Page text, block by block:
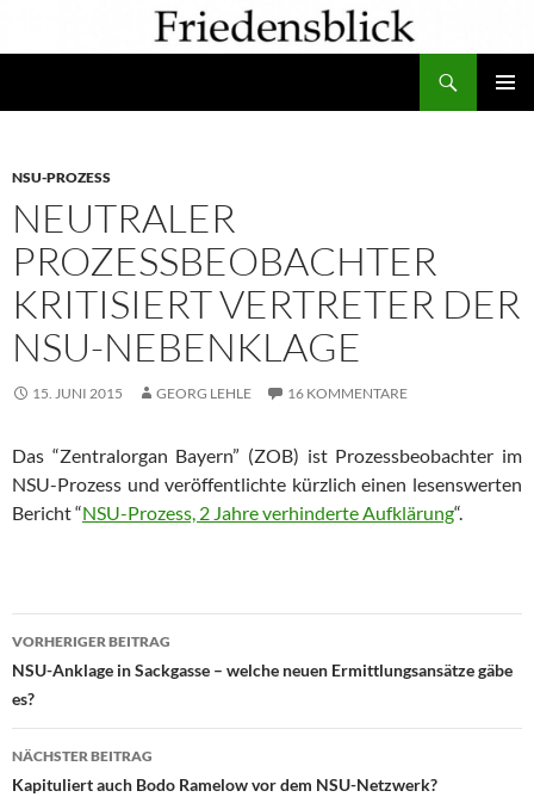
NSU-PROZESS
NEUTRALER
PROZESSBEOBACHTER
KRITISIERT VERTRETER DER
NSU-NEBENKLAGE
15. JUNI 2015 GEORG LEHLE 16 KOMMENTARE
Das “Zentralorgan Bayern” (ZOB) ist Prozessbeobachter im
NSU-Prozess und veröffentlichte kürzlich einen lesenswerten
Bericht “NSU-Prozess, 2 Jahre verhinderte Aufklärung“.
Beitragsnavigation
VORHERIGER BEITRAG
NSU-Anklage in Sackgasse – welche neuen Ermittlungsansätze gäbe
es?
NÄCHSTER BEITRAG
Kapituliert auch Bodo Ramelow vor dem NSU-Netzwerk?